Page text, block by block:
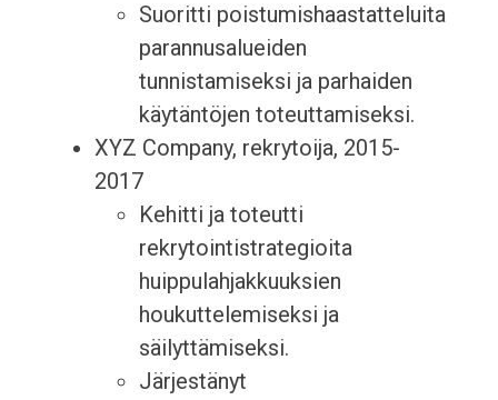
Suoritti poistumishaastatteluita
parannusalueiden
tunnistamiseksi ja parhaiden
käytäntöjen toteuttamiseksi.
XYZ Company, rekrytoija, 2015-
2017
Kehitti ja toteutti
rekrytointistrategioita
huippulahjakkuuksien
houkuttelemiseksi ja
säilyttämiseksi.
Järjestänyt